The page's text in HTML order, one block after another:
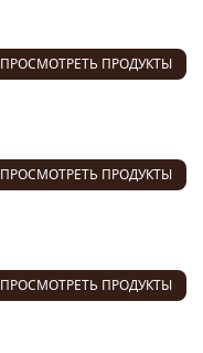
ПРОСМОТРЕТЬ ПРОДУКТЫ
ПРОСМОТРЕТЬ ПРОДУКТЫ
ПРОСМОТРЕТЬ ПРОДУКТЫ